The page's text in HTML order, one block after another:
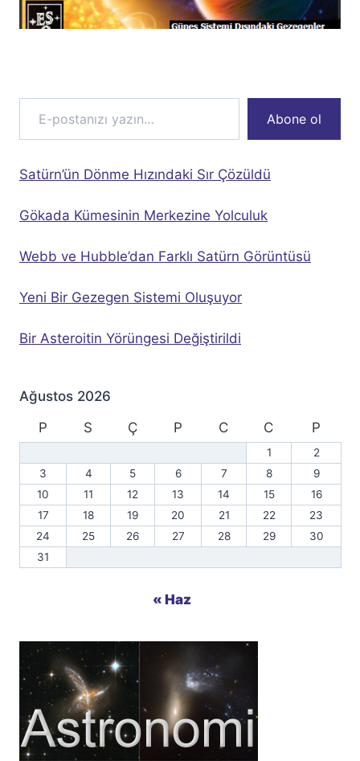
E-postanızı yazın…
Abone ol
Satürn’ün Dönme Hızındaki Sır Çözüldü
Gökada Kümesinin Merkezine Yolculuk
Webb ve Hubble’dan Farklı Satürn Görüntüsü
Yeni Bir Gezegen Sistemi Oluşuyor
Bir Asteroitin Yörüngesi Değiştirildi
Ağustos 2026
P
S Ç P C C P
1
2
3
4 5 6 7 8
9
10
11 12 13 14 15
16
17
18 19 20 21 22
23
24
25 26 27 28 29
30
31
« Haz